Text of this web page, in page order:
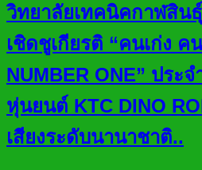
วิทยาลัยเทคนิคกาฬสิน
เชิดชูเกียรติ “คนเก่ง ค
NUMBER ONE” ประ
หุ่นยนต์ KTC DINO
เสียงระดับนานาชาติ..